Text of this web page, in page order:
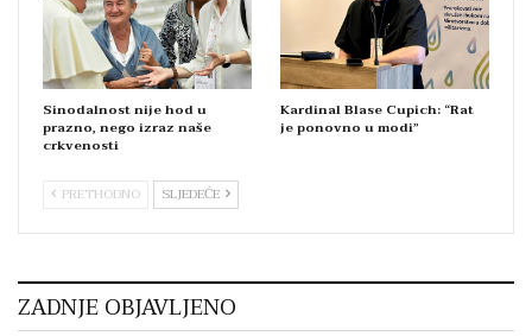
Sinodalnost nije hod u
prazno, nego izraz naše
crkvenosti
Kardinal Blase Cupich: “Rat
je ponovno u modi”
PRETHODNO SLJEDEĆE
ZADNJE OBJAVLJENO